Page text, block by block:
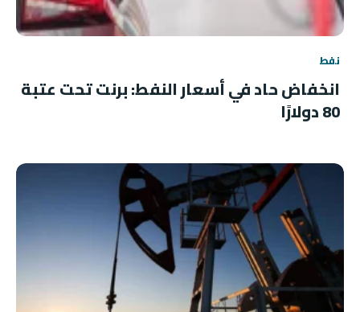
نفط
انخفاض حاد في أسعار النفط: برنت تحت عتبة
80 دولارًا